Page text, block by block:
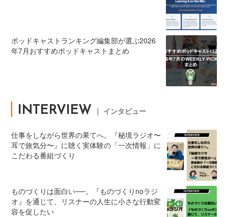
ポッドキャストランキング編集部が選ぶ2026
年7月おすすめポッドキャストまとめ
INTERVIEW ｜ インタビュー
仕事をしながら世界の果てへ。『秘境ラジオ〜
耳で旅気分〜』に聴く実体験の「一次情報」に
こだわる番組づくり
ものづくりは面白い──。『ものづくりnoラジ
オ』を通じて、リスナーの人生に小さな行動変
容を促したい